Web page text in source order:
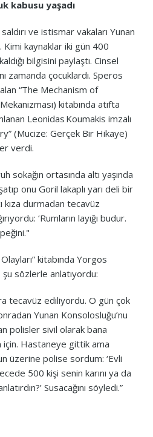
kabusu yaşadı
ve istismar vakaları Yunan
Kimi kaynaklar iki gün 400
bilgisini paylaştı. Cinsel
zamanda çocuklardı. Speros
“The Mechanism of
kitabında atıfta
Leonidas Koumakis imzalı
(Mucize: Gerçek Bir Hikaye)
verdi.
sokağın ortasında altı yaşında
onu Goril lakaplı yarı deli bir
kıza durmadan tecavüz
‘Rumların layığı budur.
kitabında Yorgos
sözlerle anlatıyordu:
tecavüz ediliyordu. O gün çok
Yunan Konsolosluğu’nu
polisler sivil olarak bana
Hastaneye gittik ama
üzerine polise sordum: ‘Evli
500 kişi senin karını ya da
Susacağını söyledi.”